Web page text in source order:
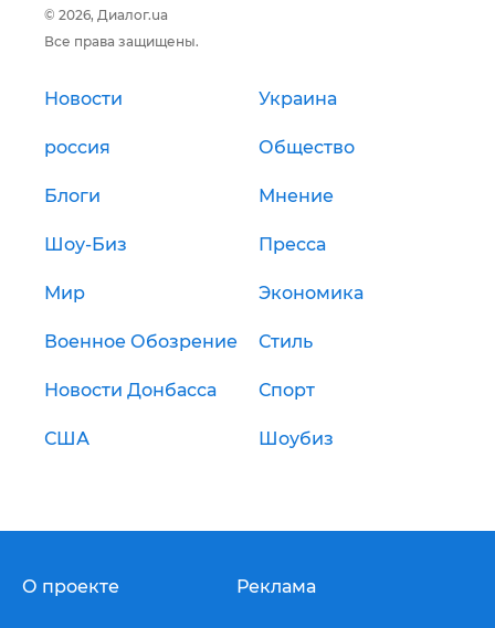
© 2026, Диалог.ua
Все права защищены.
Новости Украина
россия Общество
Блоги Мнение
Шоу-Биз Пресса
Мир Экономика
Военное Обозрение Стиль
Новости Донбасса Спорт
США Шоубиз
О проекте Реклама